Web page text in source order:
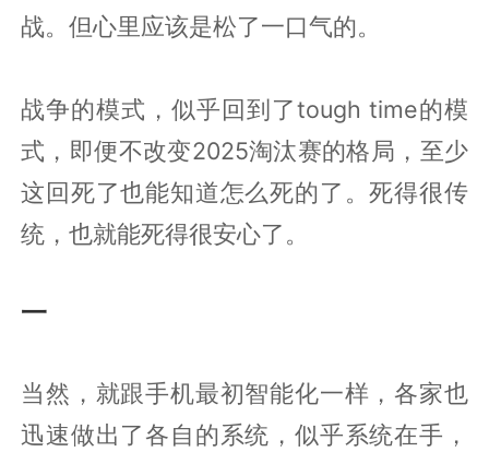
战。但心里应该是松了一口气的。
战争的模式，似乎回到了tough time的模
式，即便不改变2025淘汰赛的格局，至少
这回死了也能知道怎么死的了。死得很传
统，也就能死得很安心了。
一
当然，就跟手机最初智能化一样，各家也
迅速做出了各自的系统，似乎系统在手，